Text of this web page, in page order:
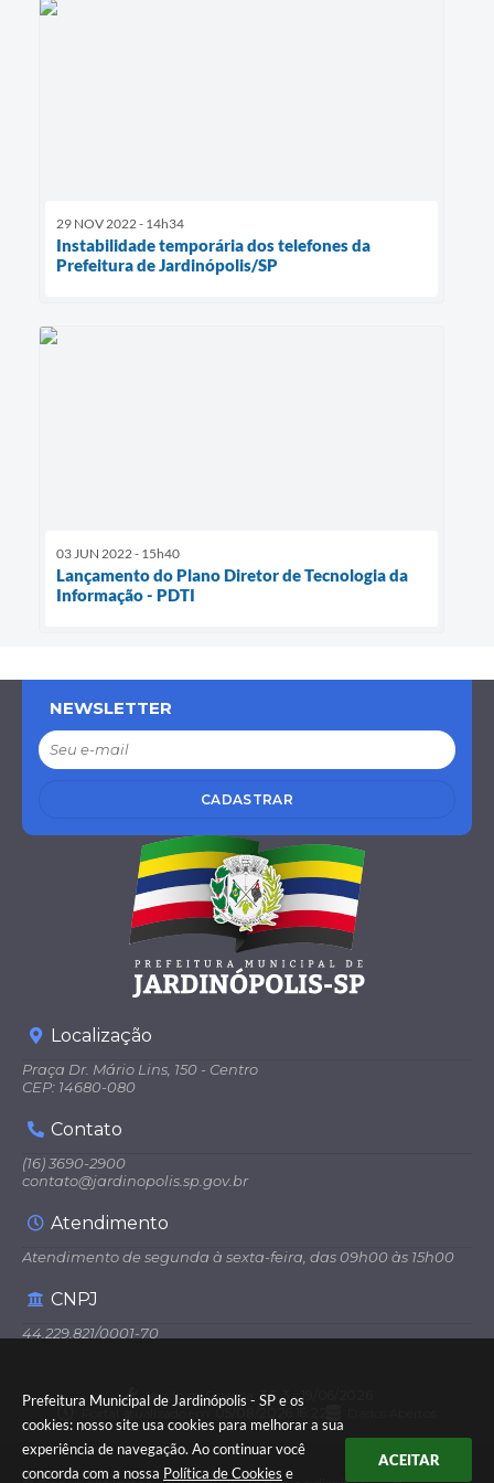
Prefeitura Municipal de Jardinópolis - SP e os
cookies: nosso site usa cookies para melhorar a sua
experiência de navegação. Ao continuar você
concorda com a nossa Política de Cookies e
ACEITAR
29 NOV 2022 - 14h34
Instabilidade temporária dos telefones da
Prefeitura de Jardinópolis/SP
03 JUN 2022 - 15h40
Lançamento do Plano Diretor de Tecnologia da
Informação - PDTI
NEWSLETTER
CADASTRAR
Localização
Praça Dr. Mário Lins, 150 - Centro
CEP: 14680-080
Contato
(16) 3690-2900
contato@jardinopolis.sp.gov.br
Atendimento
Atendimento de segunda à sexta-feira, das 09h00 às 15h00
CNPJ
44.229.821/0001-70
Versão do Sistema: 3.5.3 - 19/06/2026
Portal atualizado em:
05/08/2026 16:22